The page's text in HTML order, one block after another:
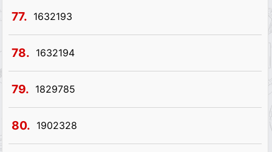
77. 1632193
78. 1632194
79. 1829785
80. 1902328